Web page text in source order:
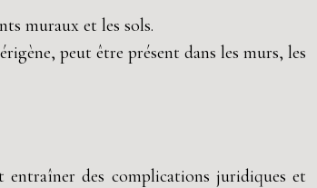
muraux et les sols.
peut être présent dans les murs, les
entraîner des complications juridiques et